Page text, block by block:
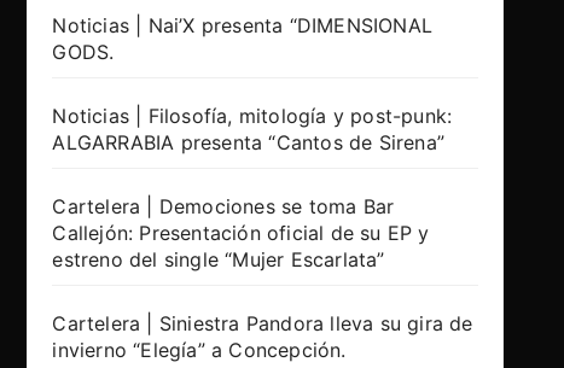
Noticias | Nai’X presenta “DIMENSIONAL
GODS.
Noticias | Filosofía, mitología y post-punk:
ALGARRABIA presenta “Cantos de Sirena”
Cartelera | Demociones se toma Bar
Callejón: Presentación oficial de su EP y
estreno del single “Mujer Escarlata”
Cartelera | Siniestra Pandora lleva su gira de
invierno “Elegía” a Concepción.